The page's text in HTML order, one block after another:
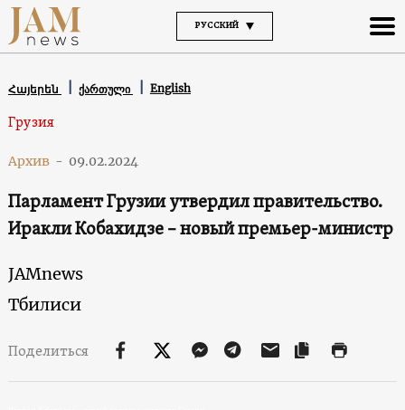
РУССКИЙ
Հայերեն ქართული English
Грузия
Архив - 09.02.2024
Парламент Грузии утвердил правительство.
Иракли Кобахидзе – новый премьер-министр
JAMnews
Тбилиси
Поделиться